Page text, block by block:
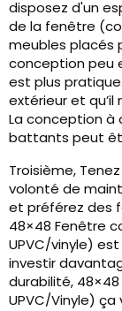
disposez d'un
de la fenêtre
meubles placés
conception peu
est plus
extérieur et qu’il
La conception
battants peut
Troisième,
volonté de
et préférez des
48×48 Fenêtre
UPVC/vinyle)
investir
durabilité,
UPVC/Vinyle)